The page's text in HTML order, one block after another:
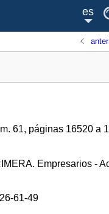
es
61, páginas 16520 a
Empresarios -
61-49